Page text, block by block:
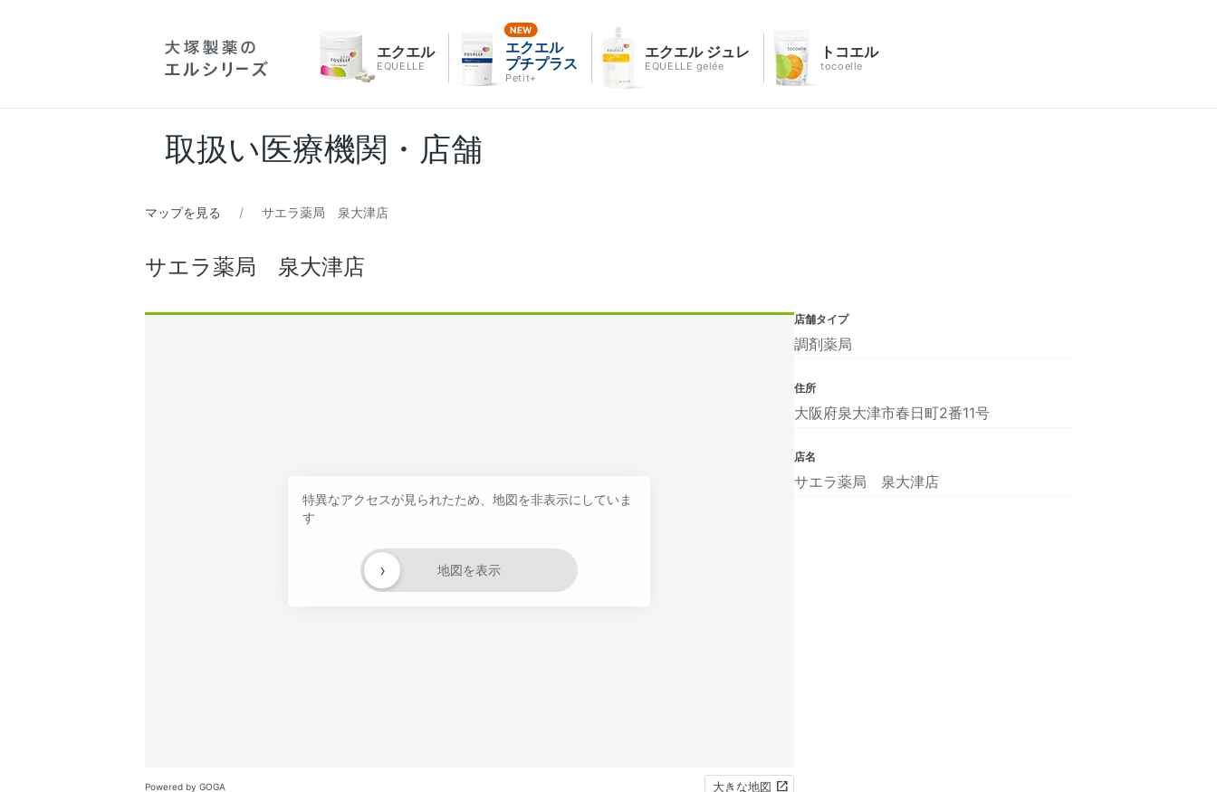
エクエル
EQUELLE
エクエル
プチプラス
Petit+
エクエル ジュレ
EQUELLE gelée
トコエル
tocoelle
取扱い医療機関・店舗
マップを見る サエラ薬局 泉大津店
サエラ薬局 泉大津店
特異なアクセスが見られたため、地図を非表示にしていま
す
地図を表示
›
Powered by GOGA 大きな地図
店舗タイプ
調剤薬局
住所
大阪府泉大津市春日町2番11号
店名
サエラ薬局 泉大津店